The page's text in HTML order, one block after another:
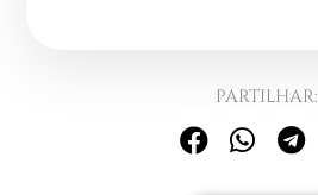
PARTILHAR: